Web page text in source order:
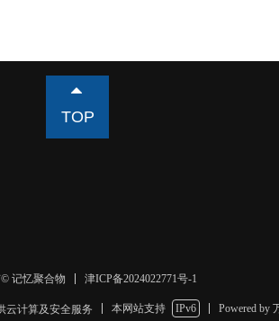
뀃
TOP
记忆聚合物 津ICP备2024022771号-1
云计算及安全服务 本网站支持 IPv6 Powered by